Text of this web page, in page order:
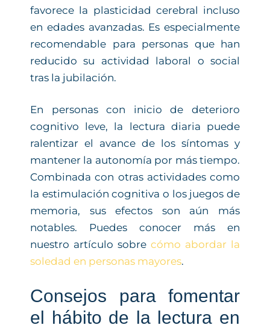
favorece la plasticidad cerebral incluso
en edades avanzadas. Es especialmente
recomendable para personas que han
reducido su actividad laboral o social
tras la jubilación.
En personas con inicio de deterioro
cognitivo leve, la lectura diaria puede
ralentizar el avance de los síntomas y
mantener la autonomía por más tiempo.
Combinada con otras actividades como
la estimulación cognitiva o los juegos de
memoria, sus efectos son aún más
notables. Puedes conocer más en
nuestro artículo sobre cómo abordar la
soledad en personas mayores.
Consejos para fomentar
el hábito de la lectura en